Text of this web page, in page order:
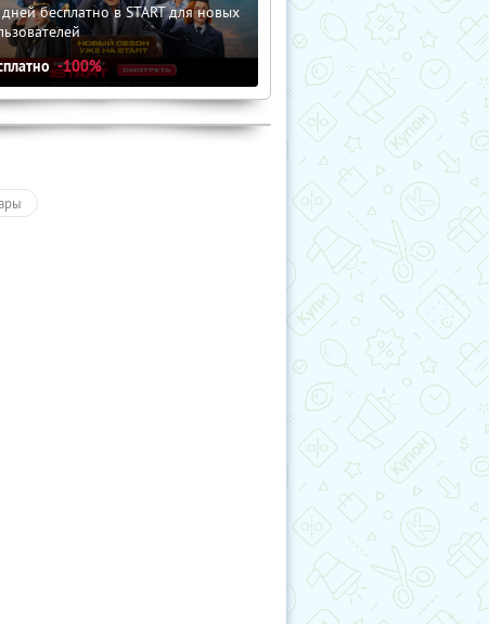
бесплатно в START для новых
-100%